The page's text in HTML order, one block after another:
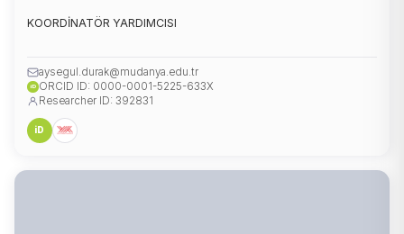
KOORDİNATÖR YARDIMCISI
aysegul.durak@mudanya.edu.tr
iD ORCID ID: 0000-0001-5225-633X
Researcher ID: 392831
iD